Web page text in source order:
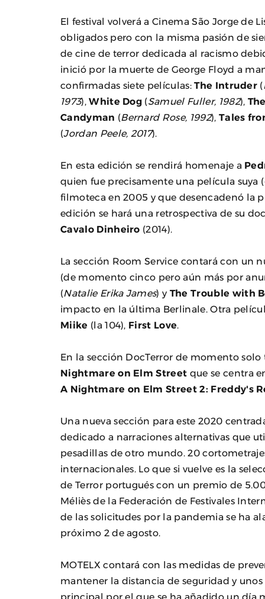
El festival volverá a Cinema São Jorge de
obligados pero con la misma pasión de
de cine de terror dedicada al racismo
inició por la muerte de George Floyd a
confirmadas siete películas:The Intruder (
1973), White Dog (Samuel Fuller, 1982),
Candyman (Bernard Rose, 1992), Tales
(Jordan Peele, 2017).
En esta edición se rendirá homenaje a
quien fue precisamente una película suya (
filmoteca en 2005 y que desencadenó la
edición se hará una retrospectiva de su
Cavalo Dinheiro (2014).
La sección Room Service contará con un
(de momento cinco pero aún más por
(Natalie Erika James) y The Trouble with
impacto en la última Berlinale. Otra
Miike (la 104), First Love
En la sección DocTerror de momento
Nightmare on Elm Street que se centra
A Nightmare on Elm Street 2: Freddy's
Una nueva sección para este 2020
dedicado a narraciones alternativas que
pesadillas de otro mundo. 20
internacionales. Lo que si vuelve es la
de Terror portugués con un premio de
Méliès de la Federación de Festivales
de las solicitudes por la pandemia se ha
próximo 2 de agosto.
MOTELX contará con las medidas de
mantener la distancia de seguridad y
principal por el que se ha añadido un día